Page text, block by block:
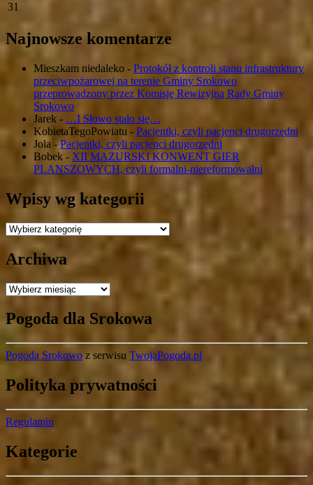
31
Najnowsze komentarze
Mieszkam niedaleko - Protokół z kontroli stanu infrastruktury
przeciwpożarowej na terenie Gminy Srokowo
przeprowadzony przez Komisję Rewizyjną Rady Gminy
Srokowo
Jarek - …I Słowo stało się…
KobietaTegoPowiatu - Pacjentki, czyli pacjenci drugorzędni
Jola -Pacjentki, czyli pacjenci drugorzędni
Bobek - XII MAZURSKI KONWENT GIER
PLANSZOWYCH, czyli formalni-niereformowalni
Wpisy wg kategorii
Wpisy
kategorii
Archiwa
Archiwa
Pogoda dla Srokowa
Pogoda Srokowo z serwisu TwojaPogoda.pl
Polityka prywatności
Regulamin
Kategorie